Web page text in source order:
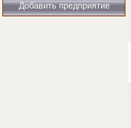
Добавить предприятие